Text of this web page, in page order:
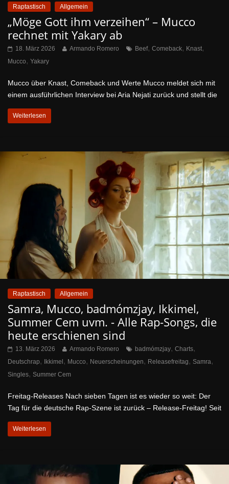
Raptastisch Allgemein
„Möge Gott ihm verzeihen“ – Mucco
rechnet mit Yakary ab
18. März 2026 Armando Romero Beef, Comeback, Knast,
Mucco, Yakary
Mucco über Knast, Comeback und Werte Mucco meldet sich mit
einem ausführlichen Interview bei Aria Nejati zurück und stellt die
Weiterlesen
Raptastisch Allgemein
Samra, Mucco, badmómzjay, Ikkimel,
Summer Cem uvm. - Alle Rap-Songs, die
heute erschienen sind
13. März 2026 Armando Romero badmómzjay, Charts,
Deutschrap, Ikkimel, Mucco, Neuerscheinungen, Releasefreitag, Samra,
Singles, Summer Cem
Freitag-Releases Nach sieben Tagen ist es wieder so weit: Der
Tag für die deutsche Rap-Szene ist zurück – Release-Freitag! Seit
Weiterlesen